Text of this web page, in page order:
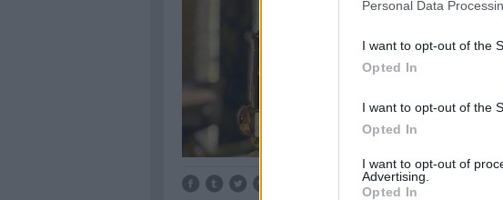
Personal Data
I want to opt-out of the
Opted In
I want to opt-out of the
Opted In
I want to opt-out of
Advertising.
Opted In